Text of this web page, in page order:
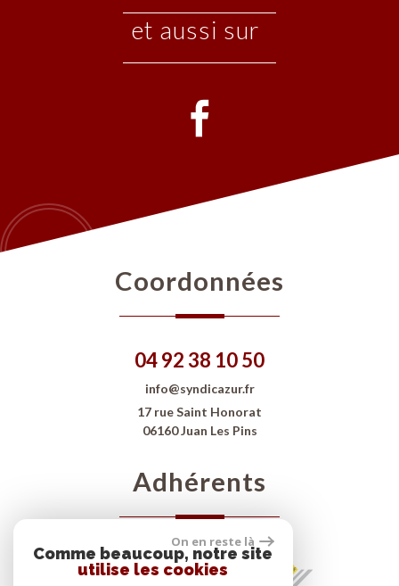
et aussi sur
Coordonnées
04 92 38 10 50
info@syndicazur.fr
17 rue Saint Honorat
06160 Juan Les Pins
Adhérents
On en reste là
Comme beaucoup, notre site
utilise les cookies